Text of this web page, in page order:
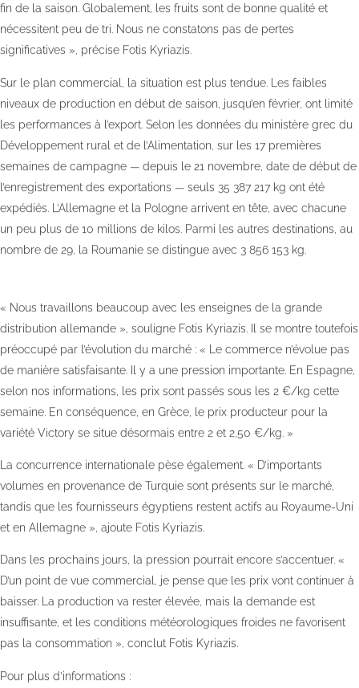
fin de la saison. Globalement, les fruits sont de bonne qualité et
nécessitent peu de tri. Nous ne constatons pas de pertes
significatives », précise Fotis Kyriazis.
Sur le plan commercial, la situation est plus tendue. Les faibles
niveaux de production en début de saison, jusqu’en février, ont limité
les performances à l’export. Selon les données du ministère grec du
Développement rural et de l’Alimentation, sur les 17 premières
semaines de campagne — depuis le 21 novembre, date de début de
l’enregistrement des exportations — seuls 35 387 217 kg ont été
expédiés. L’Allemagne et la Pologne arrivent en tête, avec chacune
un peu plus de 10 millions de kilos. Parmi les autres destinations, au
nombre de 29, la Roumanie se distingue avec 3 856 153 kg.
« Nous travaillons beaucoup avec les enseignes de la grande
distribution allemande », souligne Fotis Kyriazis. Il se montre toutefois
préoccupé par l’évolution du marché : « Le commerce n’évolue pas
de manière satisfaisante. Il y a une pression importante. En Espagne,
selon nos informations, les prix sont passés sous les 2 €/kg cette
semaine. En conséquence, en Grèce, le prix producteur pour la
variété Victory se situe désormais entre 2 et 2,50 €/kg. »
La concurrence internationale pèse également. « D’importants
volumes en provenance de Turquie sont présents sur le marché,
tandis que les fournisseurs égyptiens restent actifs au Royaume-Uni
et en Allemagne », ajoute Fotis Kyriazis.
Dans les prochains jours, la pression pourrait encore s’accentuer. «
D’un point de vue commercial, je pense que les prix vont continuer à
baisser. La production va rester élevée, mais la demande est
insuffisante, et les conditions météorologiques froides ne favorisent
pas la consommation », conclut Fotis Kyriazis.
Pour plus d’informations :